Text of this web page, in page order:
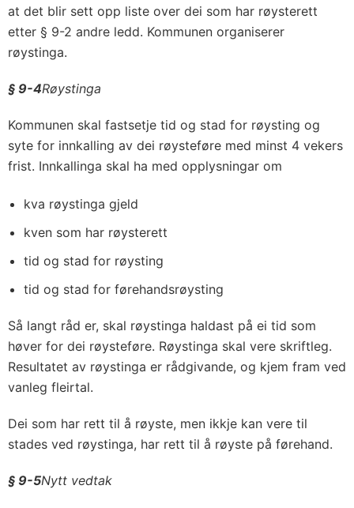
at det blir sett opp liste over dei som har røysterett
etter § 9-2 andre ledd. Kommunen organiserer
røystinga.
§ 9-4Røystinga
Kommunen skal fastsetje tid og stad for røysting og
syte for innkalling av dei røysteføre med minst 4 vekers
frist. Innkallinga skal ha med opplysningar om
kva røystinga gjeld
kven som har røysterett
tid og stad for røysting
tid og stad for førehandsrøysting
Så langt råd er, skal røystinga haldast på ei tid som
høver for dei røysteføre. Røystinga skal vere skriftleg.
Resultatet av røystinga er rådgivande, og kjem fram ved
vanleg fleirtal.
Dei som har rett til å røyste, men ikkje kan vere til
stades ved røystinga, har rett til å røyste på førehand.
§ 9-5Nytt vedtak